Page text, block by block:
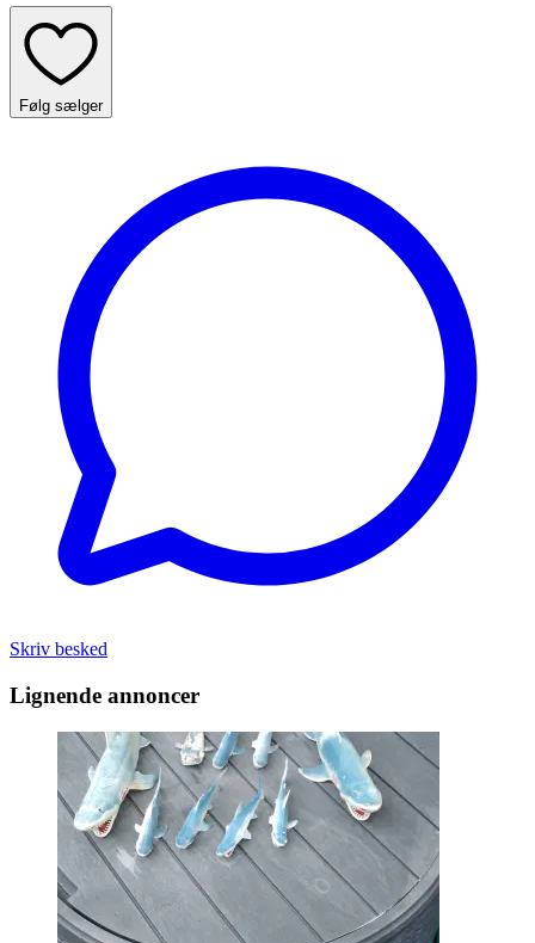
Følg sælger
Skriv besked
Lignende annoncer